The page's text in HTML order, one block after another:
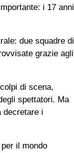
i 17 anni
due squadre di
grazie agli
di scena,
spettatori. Ma
decretare i
il mondo